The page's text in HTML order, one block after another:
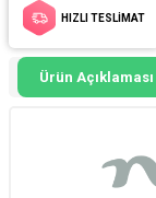
HIZLI TESLİMAT
Ürün Açıklaması